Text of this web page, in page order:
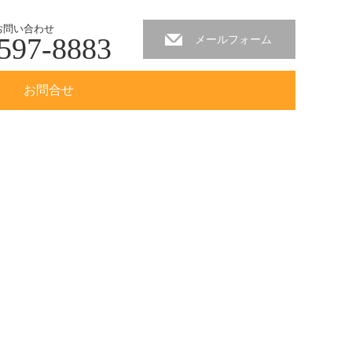
問い合わせ
8883 メールフォーム
お問合せ